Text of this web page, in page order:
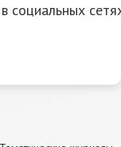
социальных